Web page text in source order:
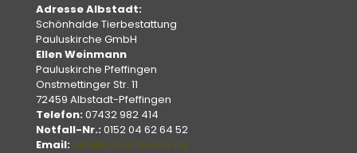
Adresse Albstadt:
Schönhalde Tierbestattung
Pauluskirche GmbH
Ellen Weinmann
Pauluskirche Pfeffingen
Onstmettinger Str. 11
72459 Albstadt-Pfeffingen
Telefon: 07432 982 414
Notfall-Nr.: 0152 04 62 64 52
Email: info@schoenhalde.de